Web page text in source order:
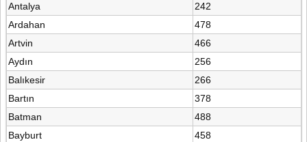
Antalya
242
Ardahan
478
Artvin
466
Aydın
256
Balıkesir
266
Bartın
378
Batman
488
Bayburt
458